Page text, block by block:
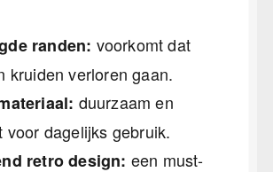
randen: voorkomt dat
kruiden verloren gaan.
duurzaam en
voor dagelijks gebruik.
retro design: een must-